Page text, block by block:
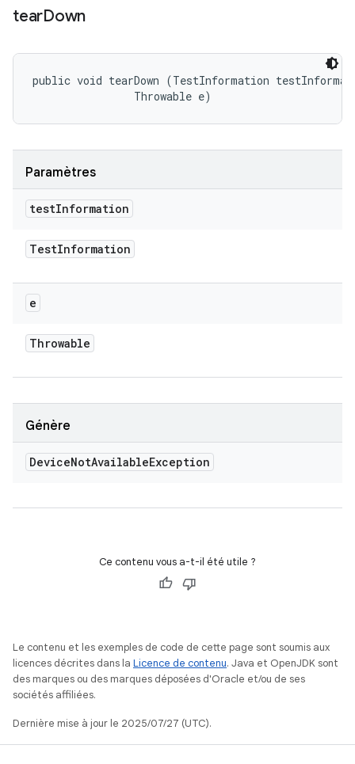
tearDown
public void tearDown (TestInformation
                Throwable e)
Paramètres
testInformation
TestInformation
e
Throwable
Génère
DeviceNotAvailableException
Ce contenu vous a-t-il été utile ?
Le contenu et les exemples de code de cette page sont soumis aux
licences décrites dans la Licence de contenu. Java et OpenJDK sont
des marques ou des marques déposées d'Oracle et/ou de ses
sociétés affiliées.
Dernière mise à jour le 2025/07/27 (UTC).